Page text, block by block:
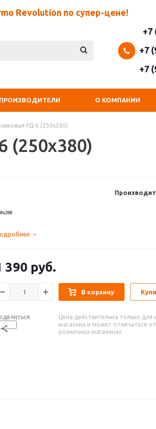
Revolution по супер-цене!
+7
+7
+7
ПРОИЗВОДИТЕЛИ О КОМПАНИИ
РД-6 (250х380)
(250х380)
390 руб.
В корзину
Цена действительна только для
магазина и может отличаться
розничных магазинах